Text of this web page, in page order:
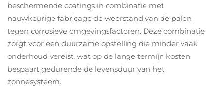
beschermende coatings in combinatie met
nauwkeurige fabricage de weerstand van de palen
tegen corrosieve omgevingsfactoren. Deze combinatie
zorgt voor een duurzame opstelling die minder vaak
onderhoud vereist, wat op de lange termijn kosten
bespaart gedurende de levensduur van het
zonnesysteem.